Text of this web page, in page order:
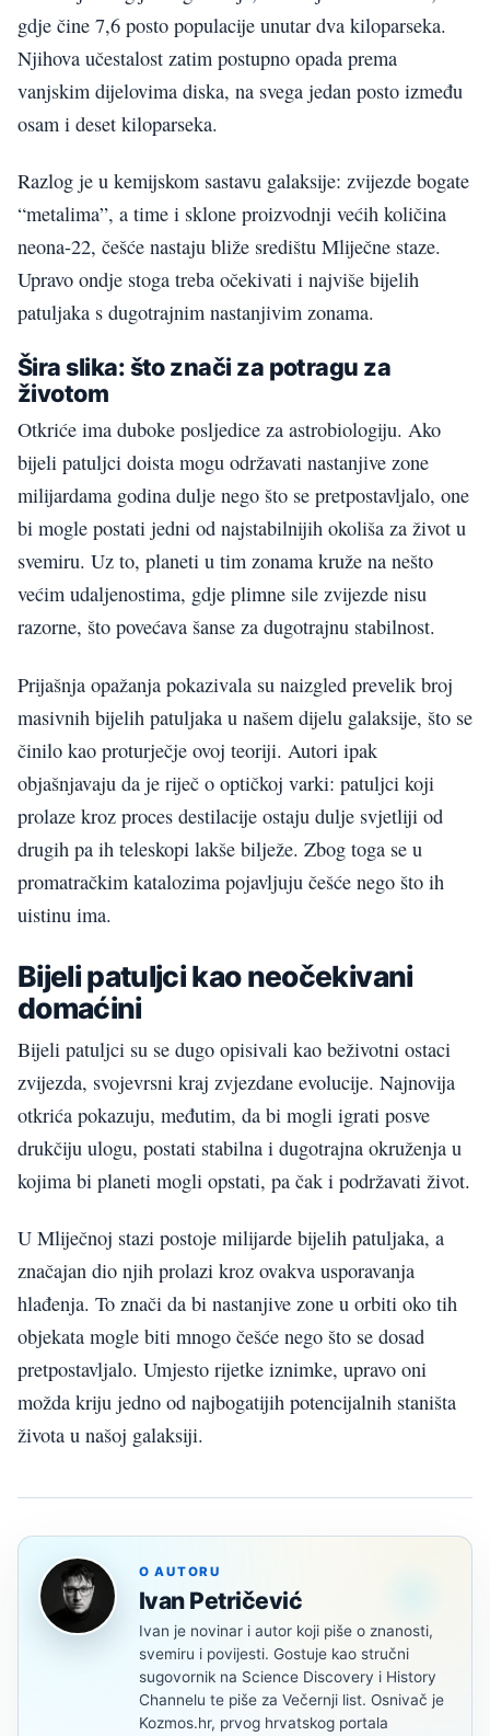
gdje čine 7,6 posto populacije unutar dva kiloparseka.
Njihova učestalost zatim postupno opada prema
vanjskim dijelovima diska, na svega jedan posto između
osam i deset kiloparseka.
Razlog je u kemijskom sastavu galaksije: zvijezde bogate
“metalima”, a time i sklone proizvodnji većih količina
neona-22, češće nastaju bliže središtu Mliječne staze.
Upravo ondje stoga treba očekivati i najviše bijelih
patuljaka s dugotrajnim nastanjivim zonama.
Šira slika: što znači za potragu za
životom
Otkriće ima duboke posljedice za astrobiologiju. Ako
bijeli patuljci doista mogu održavati nastanjive zone
milijardama godina dulje nego što se pretpostavljalo, one
bi mogle postati jedni od najstabilnijih okoliša za život u
svemiru. Uz to, planeti u tim zonama kruže na nešto
većim udaljenostima, gdje plimne sile zvijezde nisu
razorne, što povećava šanse za dugotrajnu stabilnost.
Prijašnja opažanja pokazivala su naizgled prevelik broj
masivnih bijelih patuljaka u našem dijelu galaksije, što se
činilo kao proturječje ovoj teoriji. Autori ipak
objašnjavaju da je riječ o optičkoj varki: patuljci koji
prolaze kroz proces destilacije ostaju dulje svjetliji od
drugih pa ih teleskopi lakše bilježe. Zbog toga se u
promatračkim katalozima pojavljuju češće nego što ih
uistinu ima.
Bijeli patuljci kao neočekivani
domaćini
Bijeli patuljci su se dugo opisivali kao beživotni ostaci
zvijezda, svojevrsni kraj zvjezdane evolucije. Najnovija
otkrića pokazuju, međutim, da bi mogli igrati posve
drukčiju ulogu, postati stabilna i dugotrajna okruženja u
kojima bi planeti mogli opstati, pa čak i podržavati život.
U Mliječnoj stazi postoje milijarde bijelih patuljaka, a
značajan dio njih prolazi kroz ovakva usporavanja
hlađenja. To znači da bi nastanjive zone u orbiti oko tih
objekata mogle biti mnogo češće nego što se dosad
pretpostavljalo. Umjesto rijetke iznimke, upravo oni
možda kriju jedno od najbogatijih potencijalnih staništa
života u našoj galaksiji.
O AUTORU
Ivan Petričević
Ivan je novinar i autor koji piše o znanosti,
svemiru i povijesti. Gostuje kao stručni
sugovornik na Science Discovery i History
Channelu te piše za Večernji list. Osnivač je
Kozmos.hr, prvog hrvatskog portala